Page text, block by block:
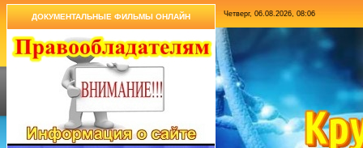
ДОКУМЕНТАЛЬНЫЕ ФИЛЬМЫ ОНЛАЙН Четверг, 06.08.2026, 08:06